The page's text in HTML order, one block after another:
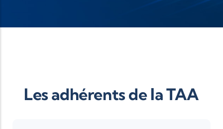
Les adhérents de la TAA